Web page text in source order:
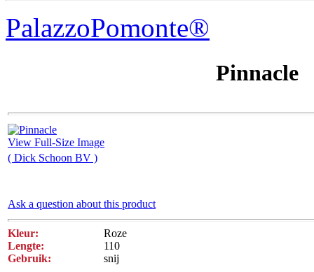
PalazzoPomonte®
Pinnacle
View Full-Size Image
( Dick Schoon BV )
Ask a question about this product
Kleur:
Roze
Lengte:
110
Gebruik:
snij